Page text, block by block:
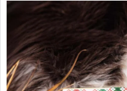
Lakástextil
Háztartás
Hobbi és kert